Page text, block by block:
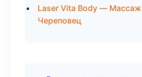
Laser Vita Body — Массаж
Череповец